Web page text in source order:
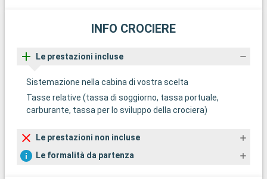
INFO CROCIERE
Le prestazioni incluse
Sistemazione nella cabina di vostra scelta
Tasse relative (tassa di soggiorno, tassa portuale,
carburante, tassa per lo sviluppo della crociera)
Le prestazioni non incluse
Le formalità da partenza